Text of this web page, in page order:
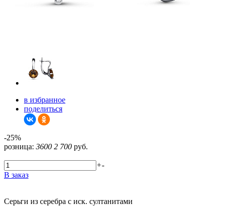
в избранное
поделиться
-25%
розница: 3600 2 700 руб.
+-
В заказ
Серьги из серебра с иск. султанитами